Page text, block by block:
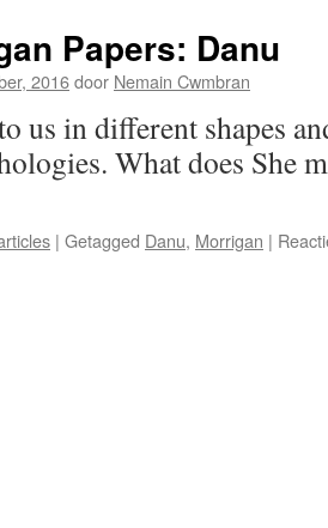
Papers: Danu
2016door Nemain Cwmbran
us in different shapes
What does She
| Getagged Danu, Morrigan |